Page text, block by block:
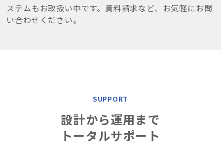
ステムもお取扱い中です。 資料請求など、お気軽にお問
い合わせください。
SUPPORT
設計から運用まで
トータルサポート